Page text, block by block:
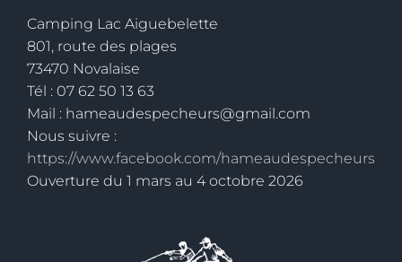
Camping Lac Aiguebelette
801, route des plages
73470 Novalaise
Tél : 07 62 50 13 63
Mail : hameaudespecheurs@gmail.com
Nous suivre :
https://www.facebook.com/hameaudespecheurs
Ouverture du 1 mars au 4 octobre 2026